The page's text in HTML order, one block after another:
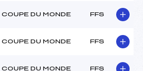
COUPE DU MONDE FFS
COUPE DU MONDE FFS
COUPE DU MONDE FFS